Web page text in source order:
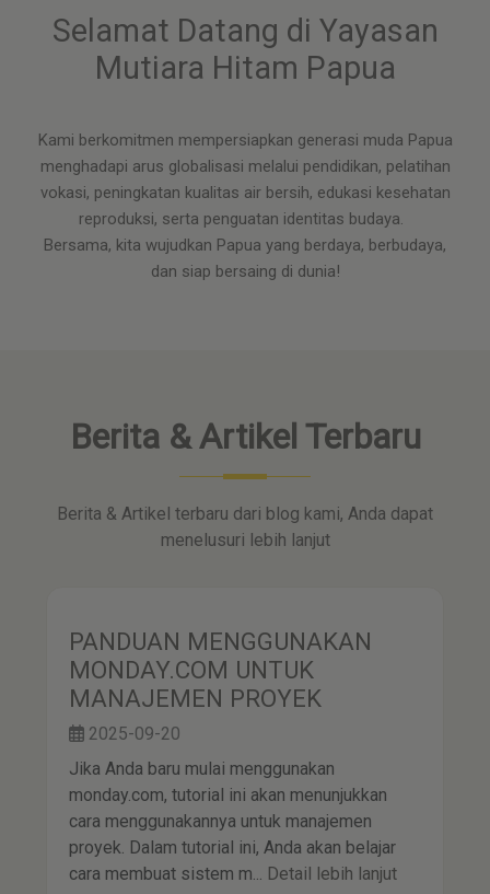
Selamat Datang di Yayasan
Mutiara Hitam Papua
Kami berkomitmen mempersiapkan generasi muda Papua
menghadapi arus globalisasi melalui pendidikan, pelatihan
vokasi, peningkatan kualitas air bersih, edukasi kesehatan
reproduksi, serta penguatan identitas budaya.
Bersama, kita wujudkan Papua yang berdaya, berbudaya,
dan siap bersaing di dunia!
Berita & Artikel Terbaru
Berita & Artikel terbaru dari blog kami, Anda dapat
menelusuri lebih lanjut
PANDUAN MENGGUNAKAN
MONDAY.COM UNTUK
MANAJEMEN PROYEK
2025-09-20
Jika Anda baru mulai menggunakan
monday.com, tutorial ini akan menunjukkan
cara menggunakannya untuk manajemen
proyek. Dalam tutorial ini, Anda akan belajar
cara membuat sistem m...
Detail lebih lanjut